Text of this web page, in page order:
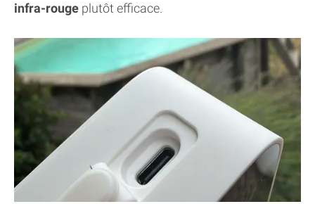
infra-rouge plutôt efficace.